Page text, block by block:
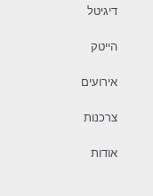
דיגיטל
הייטק
אירועים
צרכנות
אודות